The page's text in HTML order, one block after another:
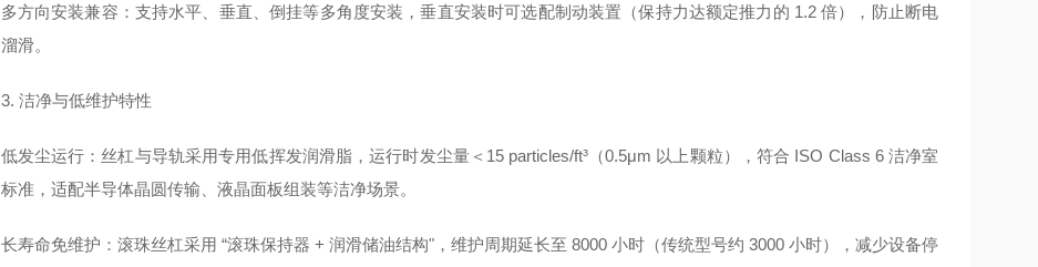
多方向安装兼容：支持水平、垂直、倒挂等多角度安装，垂直安装时可选配制动装置（保持力达额定推力的 1.2 倍），防止断电
溜滑。
3. 洁净与低维护特性
低发尘运行：丝杠与导轨采用专用低挥发润滑脂，运行时发尘量＜15 particles/ft³（0.5μm 以上颗粒），符合 ISO Class 6 洁净室
标准，适配半导体晶圆传输、液晶面板组装等洁净场景。
长寿命免维护：滚珠丝杠采用 “滚珠保持器 + 润滑储油结构"，维护周期延长至 8000 小时（传统型号约 3000 小时），减少设备停